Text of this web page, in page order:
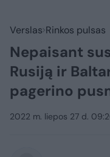
Verslas Rinkos pulsas
Nepaisant
Rusiją ir
pagerino
2022 m. liepos 27 d.